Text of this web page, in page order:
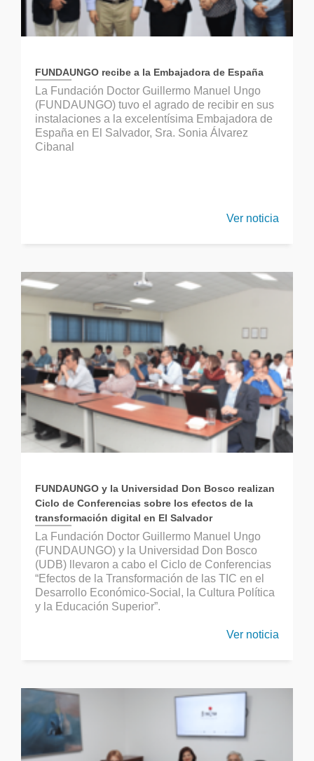
FUNDAUNGO recibe a la Embajadora de España
La Fundación Doctor Guillermo Manuel Ungo
(FUNDAUNGO) tuvo el agrado de recibir en sus
instalaciones a la excelentísima Embajadora de
España en El Salvador, Sra. Sonia Álvarez
Cibanal
Ver noticia
FUNDAUNGO y la Universidad Don Bosco realizan
Ciclo de Conferencias sobre los efectos de la
transformación digital en El Salvador
La Fundación Doctor Guillermo Manuel Ungo
(FUNDAUNGO) y la Universidad Don Bosco
(UDB) llevaron a cabo el Ciclo de Conferencias
“Efectos de la Transformación de las TIC en el
Desarrollo Económico-Social, la Cultura Política
y la Educación Superior”.
Ver noticia